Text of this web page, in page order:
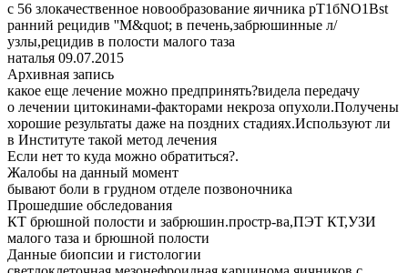
c 56 злокачественное новообразование яичника рТ1бNO1Вst
ранний рецидив ''M&quot; в печень,забрюшинные л/
узлы,рецидив в полости малого таза
наталья 09.07.2015
Архивная запись
какое еще лечение можно предпринять?видела передачу
о лечении цитокинами-факторами некроза опухоли.Получены
хорошие результаты даже на поздних стадиях.Используют ли
в Институте такой метод лечения
Если нет то куда можно обратиться?.
Жалобы на данный момент
бывают боли в грудном отделе позвоночника
Прошедшие обследования
КТ брюшной полости и забрюшин.простр-ва,ПЭТ КТ,УЗИ
малого таза и брюшной полости
Данные биопсии и гистологии